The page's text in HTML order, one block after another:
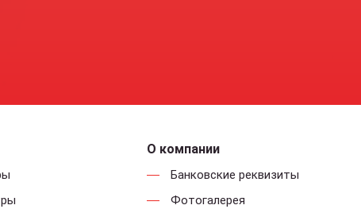
О компании
Банковские реквизиты
Фотогалерея